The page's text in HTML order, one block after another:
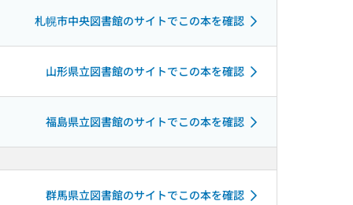
札幌市中央図書館のサイトでこの本を確認
山形県立図書館のサイトでこの本を確認
福島県立図書館のサイトでこの本を確認
群馬県立図書館のサイトでこの本を確認